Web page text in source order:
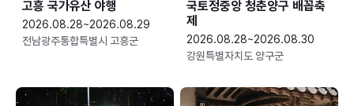
고흥 국가유산 야행
2026.08.28~2026.08.29
전남광주통합특별시 고흥군
국토정중앙 청춘양구 배꼽축
제
2026.08.28~2026.08.30
강원특별자치도 양구군